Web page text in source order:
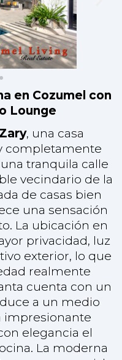
vecindario de la
de casas bien
una sensación
La ubicación en
privacidad, luz
exterior, lo que
realmente
cuenta con un
a un medio
impresionante
elegancia el
La moderna
casa, con una isla
ofrece vistas a la
y al espacio de
da a la piscina,
entre el interior y
tres
su propio cuarto
proporciona
El dormitorio
balcón